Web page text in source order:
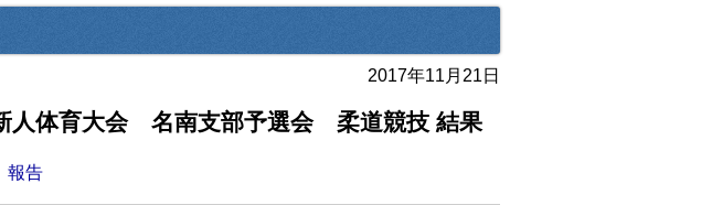
2017年11月21日
人体育大会 名南支部予選会 柔道競技 結果
告